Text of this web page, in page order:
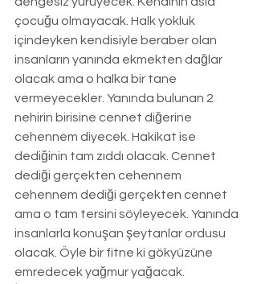
çocuğu olmayacak. Halk yokluk
içindeyken kendisiyle beraber olan
insanların yanında ekmekten dağlar
olacak ama o halka bir tane
vermeyecekler. Yanında bulunan 2
nehirin birisine cennet diğerine
cehennem diyecek. Hakikat ise
dediğinin tam zıddı olacak. Cennet
dediği gerçekten cehennem
cehennem dediği gerçekten cennet
ama o tam tersini söyleyecek. Yanında
insanlarla konuşan şeytanlar ordusu
olacak. Öyle bir fitne ki gökyüzüne
emredecek yağmur yağacak.